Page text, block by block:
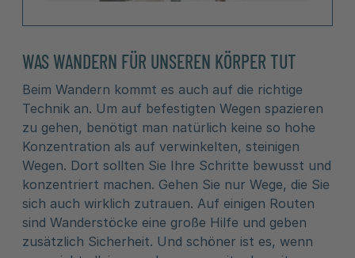
WAS WANDERN FÜR UNSEREN KÖRPER TUT
Beim Wandern kommt es auch auf die richtige
Technik an. Um auf befestigten Wegen spazieren
zu gehen, benötigt man natürlich keine so hohe
Konzentration als auf verwinkelten, steinigen
Wegen. Dort sollten Sie Ihre Schritte bewusst und
konzentriert machen. Gehen Sie nur Wege, die Sie
sich auch wirklich zutrauen. Auf einigen Routen
sind Wanderstöcke eine große Hilfe und geben
zusätzlich Sicherheit. Und schöner ist es, wenn